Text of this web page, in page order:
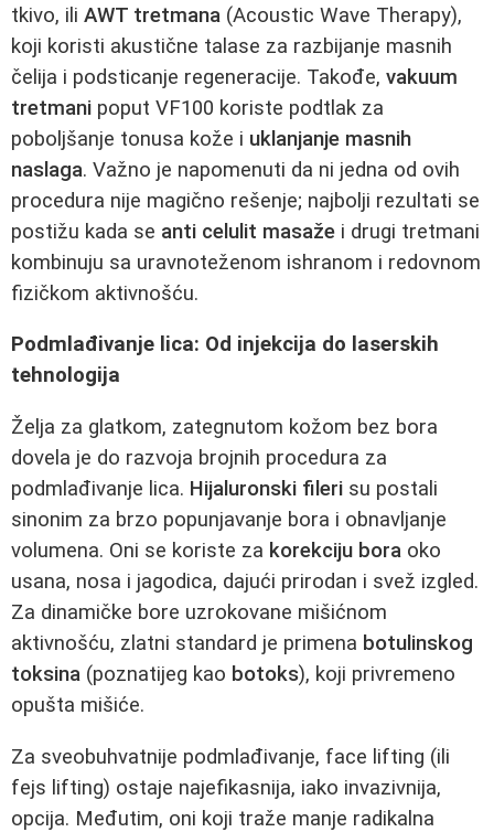
tkivo, ili AWT tretmana (Acoustic Wave Therapy),
koji koristi akustične talase za razbijanje masnih
čelija i podsticanje regeneracije. Takođe, vakuum
tretmani poput VF100 koriste podtlak za
poboljšanje tonusa kože i uklanjanje masnih
naslaga. Važno je napomenuti da ni jedna od ovih
procedura nije magično rešenje; najbolji rezultati se
postižu kada se anti celulit masaže i drugi tretmani
kombinuju sa uravnoteženom ishranom i redovnom
fizičkom aktivnošću.
Podmlađivanje lica: Od injekcija do laserskih
tehnologija
Želja za glatkom, zategnutom kožom bez bora
dovela je do razvoja brojnih procedura za
podmlađivanje lica. Hijaluronski fileri su postali
sinonim za brzo popunjavanje bora i obnavljanje
volumena. Oni se koriste za korekciju bora oko
usana, nosa i jagodica, dajući prirodan i svež izgled.
Za dinamičke bore uzrokovane mišićnom
aktivnošću, zlatni standard je primena botulinskog
toksina (poznatijeg kao botoks), koji privremeno
opušta mišiće.
Za sveobuhvatnije podmlađivanje, face lifting (ili
fejs lifting) ostaje najefikasnija, iako invazivnija,
opcija. Međutim, oni koji traže manje radikalna